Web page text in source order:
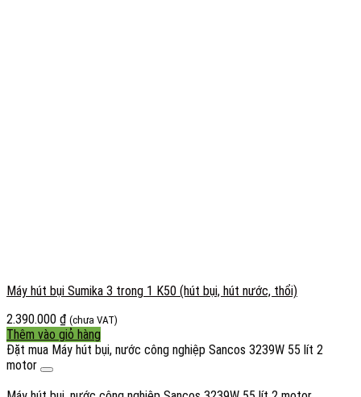
Máy hút bụi Sumika 3 trong 1 K50 (hút bụi, hút nước, thổi)
2.390.000 ₫ (chưa VAT)
Thêm vào giỏ hàng
Đặt mua Máy hút bụi, nước công nghiệp Sancos 3239W 55 lít 2
motor